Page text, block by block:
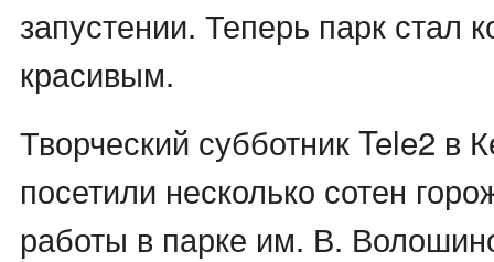
запустении. Теперь парк стал
красивым.
Творческий субботник Tele2 в
посетили несколько сотен
работы в парке им. В.